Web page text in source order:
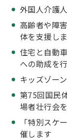
外国人介護
高齢者や障
体を支援し
住宅と自動
への助成を
キッズゾー
第75回国民
場者壮行会
「特別スケ
催します